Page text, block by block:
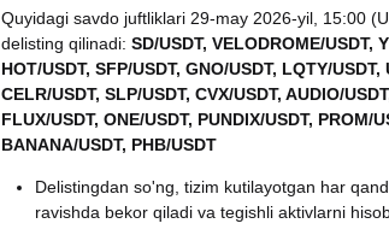
Quyidagi savdo juftliklari 29-may 2026-yil, 15:00
delisting qilinadi: SD/USDT, VELODROME/USDT,
HOT/USDT, SFP/USDT, GNO/USDT, LQTY/USDT,
CELR/USDT, SLP/USDT, CVX/USDT, AUDIO/
FLUX/USDT, ONE/USDT, PUNDIX/USDT, PROM/
BANANA/USDT, PHB/USDT
Delistingdan so'ng, tizim kutilayotgan har
ravishda bekor qiladi va tegishli aktivlarni